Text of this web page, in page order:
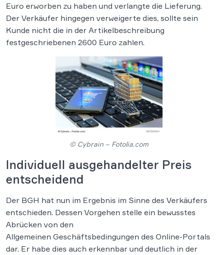
Euro erworben zu haben und verlangte die Lieferung.
Der Verkäufer hingegen verweigerte dies, sollte sein
Kunde nicht die in der Artikelbeschreibung
festgeschriebenen 2600 Euro zahlen.
© Cybrain – Fotolia.com
Individuell ausgehandelter Preis
entscheidend
Der BGH hat nun im Ergebnis im Sinne des Verkäufers
entschieden. Dessen Vorgehen stelle ein bewusstes
Abrücken von den
Allgemeinen Geschäftsbedingungen des Online-Portals
dar. Er habe dies auch erkennbar und deutlich in der